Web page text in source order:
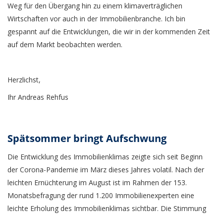
Weg für den Übergang hin zu einem klimaverträglichen
Wirtschaften vor auch in der Immobilienbranche. Ich bin
gespannt auf die Entwicklungen, die wir in der kommenden Zeit
auf dem Markt beobachten werden.
Herzlichst,
Ihr Andreas Rehfus
Spätsommer bringt Aufschwung
Die Entwicklung des Immobilienklimas zeigte sich seit Beginn
der Corona-Pandemie im März dieses Jahres volatil. Nach der
leichten Ernüchterung im August ist im Rahmen der 153.
Monatsbefragung der rund 1.200 Immobilienexperten eine
leichte Erholung des Immobilienklimas sichtbar. Die Stimmung